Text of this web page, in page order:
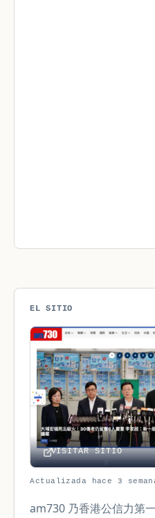
EL SITIO
VISITAR SITIO
Actualizada hace 3
am730 乃香港公信力第